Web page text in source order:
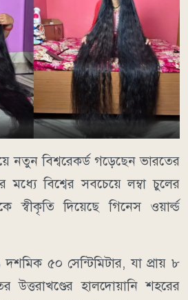
নতুন বিশ্বরেকর্ড গড়েছেন ভারতের
মধ্যে বিশ্বের সবচেয়ে লম্বা চুলের
স্বীকৃতি দিয়েছে গিনেস ওয়ার্ল্ড
৫০ সেন্টিমিটার, যা প্রায় ৮
উত্তরাখণ্ডের হালদোয়ানি শহরের